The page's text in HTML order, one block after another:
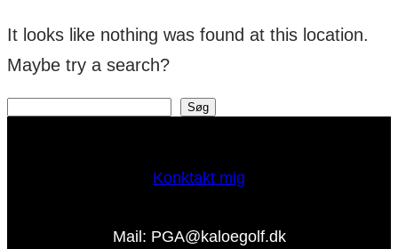
It looks like nothing was found at this location.
Maybe try a search?
Søg Søg
Konktakt mig
Mail: PGA@kaloegolf.dk